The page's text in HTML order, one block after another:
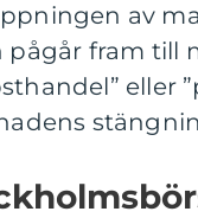
av
pågår fram till
eller